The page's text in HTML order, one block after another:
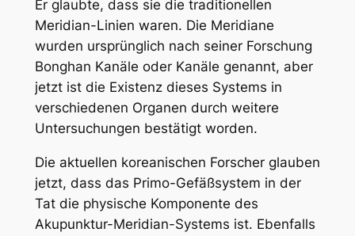
Er glaubte, dass sie die traditionellen
Meridian-Linien waren. Die Meridiane
wurden ursprünglich nach seiner Forschung
Bonghan Kanäle oder Kanäle genannt, aber
jetzt ist die Existenz dieses Systems in
verschiedenen Organen durch weitere
Untersuchungen bestätigt worden.
Die aktuellen koreanischen Forscher glauben
jetzt, dass das Primo-Gefäßsystem in der
Tat die physische Komponente des
Akupunktur-Meridian-Systems ist. Ebenfalls